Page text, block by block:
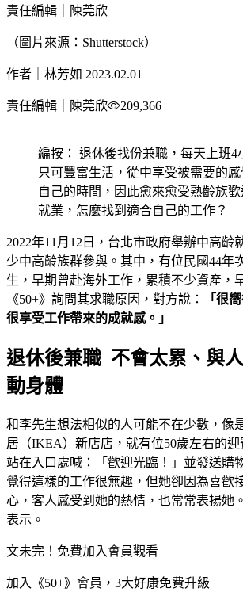
責任編輯｜陳莞欣
（圖片來源：Shutterstock）
作者｜林芳如 2023.02.01
責任編輯｜陳莞欣 209,366
編按： 退休後找份兼職，每天上班4
只可豐富生活，從中享受被需要的
自己的時間，因此愈來愈受熟齡族
就業，怎麼找到適合自己的工作？
2022年11月12日，台北市政府舉辦中高齡
少中高齡族群參與。其中，有位民國44年
生，早期曾赴海外工作，累積不少資產，
《50+》詢問其求職原因，對方說：
「很
很享受工作帶來的成就感。」
退休後兼職 不會太累、與
動身體
和李先生想法相似的人可能不在少數，像
居（IKEA）新店店，就有位50歲左右的
站在入口處喊：「歡迎光臨！」並發送購
覺得這樣的工作很無趣，但她卻因為喜歡
心，客人感受到她的熱情，也常常表揚她
表示。
文未完！免費加入會員觀看
加入《50+》會員，3大好康免費升級